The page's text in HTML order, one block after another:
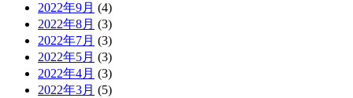
2022年9月 (4)
2022年8月 (3)
2022年7月 (3)
2022年5月 (3)
2022年4月 (3)
2022年3月 (5)